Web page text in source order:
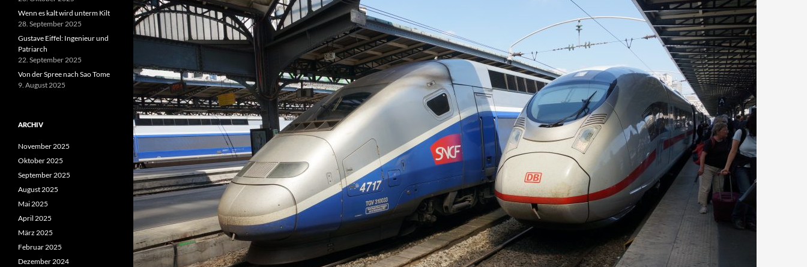
Wenn es kalt wird unterm Kilt
28. September 2025
Gustave Eiffel: Ingenieur und
Patriarch
22. September 2025
Von der Spree nach Sao Tome
9. August 2025
ARCHIV
November 2025
Oktober 2025
September 2025
August 2025
Mai 2025
April 2025
März 2025
Februar 2025
Dezember 2024